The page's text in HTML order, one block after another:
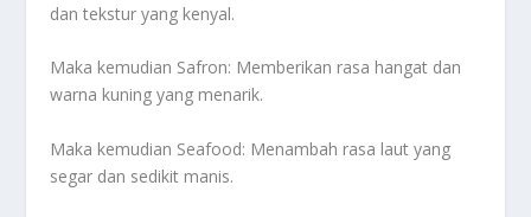
dan tekstur yang kenyal.
Maka kemudian Safron: Memberikan rasa hangat dan
warna kuning yang menarik.
Maka kemudian Seafood: Menambah rasa laut yang
segar dan sedikit manis.